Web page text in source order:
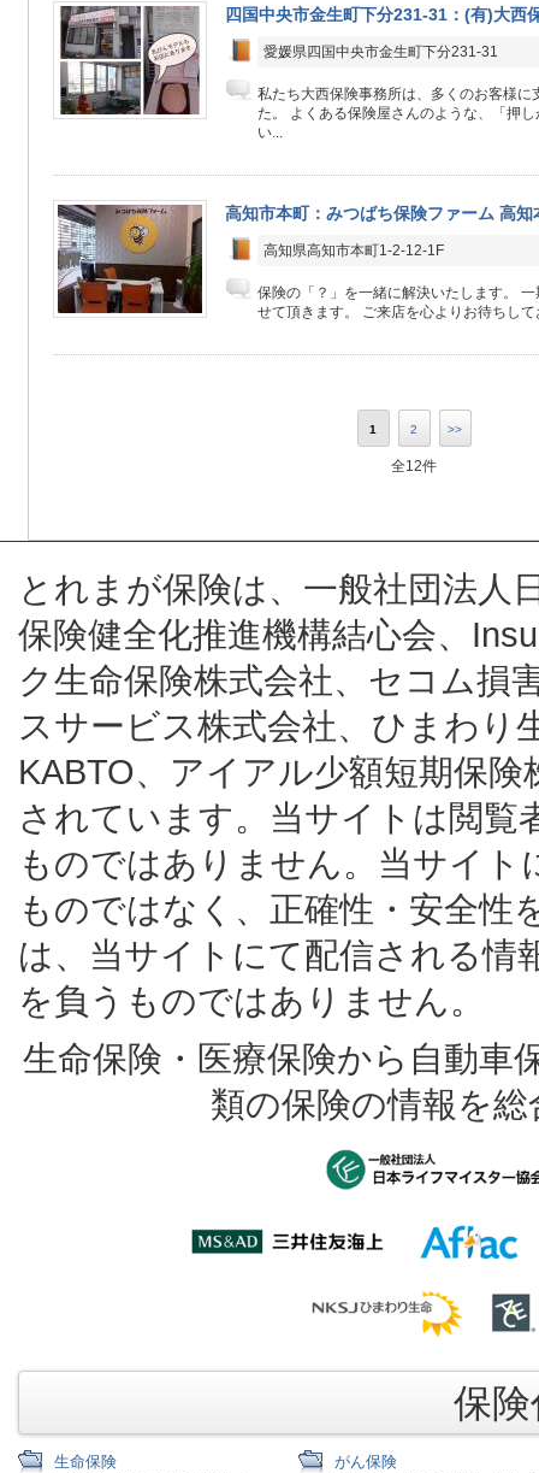
四国中央市金生町下分231-31：(有)大西
愛媛県四国中央市金生町下分231-31
私たち大西保険事務所は、多くのお客様に
た。 よくある保険屋さんのような、「押
い...
高知市本町：みつばち保険ファーム 高知
高知県高知市本町1-2-12-1F
保険の「？」を一緒に解決いたします。
せて頂きます。 ご来店を心よりお待ちし
1 2 >>
全12件
とれまが保険は、一般社団法人
保険健全化推進機構結心会、
ク生命保険株式会社、セコム損
スサービス株式会社、ひまわり
KABTO、アイアル少額短期保
されています。当サイトは閲覧
ものではありません。当サイ
ものではなく、正確性・安全性
は、当サイトにて配信される情
を負うものではありません。
生命保険・医療保険から自動車
類の保険の情報を
保
生命保険 がん保険